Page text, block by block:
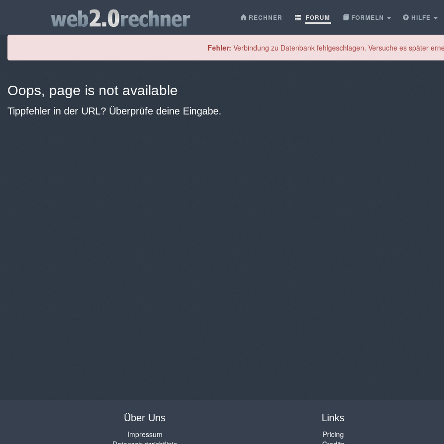
RECHNER FORUM FORMELN HILFE
Fehler: Verbindung zu Datenbank fehlgeschlagen. Versuche es später
Oops, page is not available
Tippfehler in der URL? Überprüfe deine Eingabe.
Über Uns
Impressum
Links
Pricing